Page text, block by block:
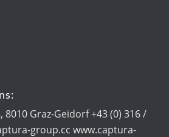
Graz-Geidorf +43 (0) 316 /
group.cc www.captura-